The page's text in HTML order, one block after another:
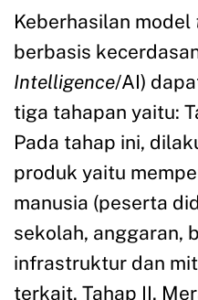
Keberhasilan model
berbasis
Intelligence/AI)
tiga tahapan yaitu:
Pada tahap ini,
produk yaitu
manusia (peserta
sekolah, anggaran,
infrastruktur dan
terkait. Tahap II.